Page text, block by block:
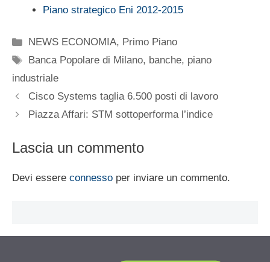
Piano strategico Eni 2012-2015
Categorie
NEWS ECONOMIA, Primo Piano
Tag
Banca Popolare di Milano, banche, piano
industriale
Cisco Systems taglia 6.500 posti di lavoro
Piazza Affari: STM sottoperforma l’indice
Lascia un commento
Devi essere connesso per inviare un commento.